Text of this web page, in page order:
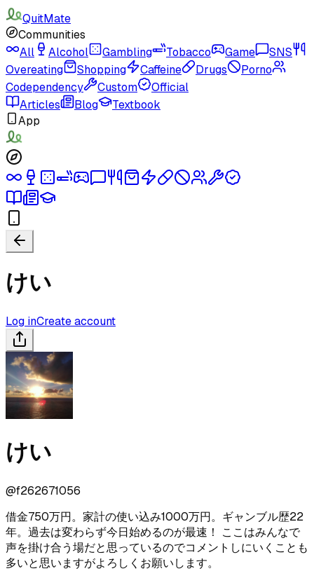
QuitMate
Communities
All
Alcohol Gambling Tobacco Game
SNS
Overeating
Shopping Caffeine Drugs
Porno
Codependency
Custom
Official
Articles
Blog
Textbook
App
けい
Log inCreate account
けい
@f262671056
借金750万円。家計の使い込み1000万円。ギャンブル歴22
年。過去は変わらず今日始めるのが最速！ ここはみんなで
声を掛け合う場だと思っているのでコメントしにいくことも
多いと思いますがよろしくお願いします。